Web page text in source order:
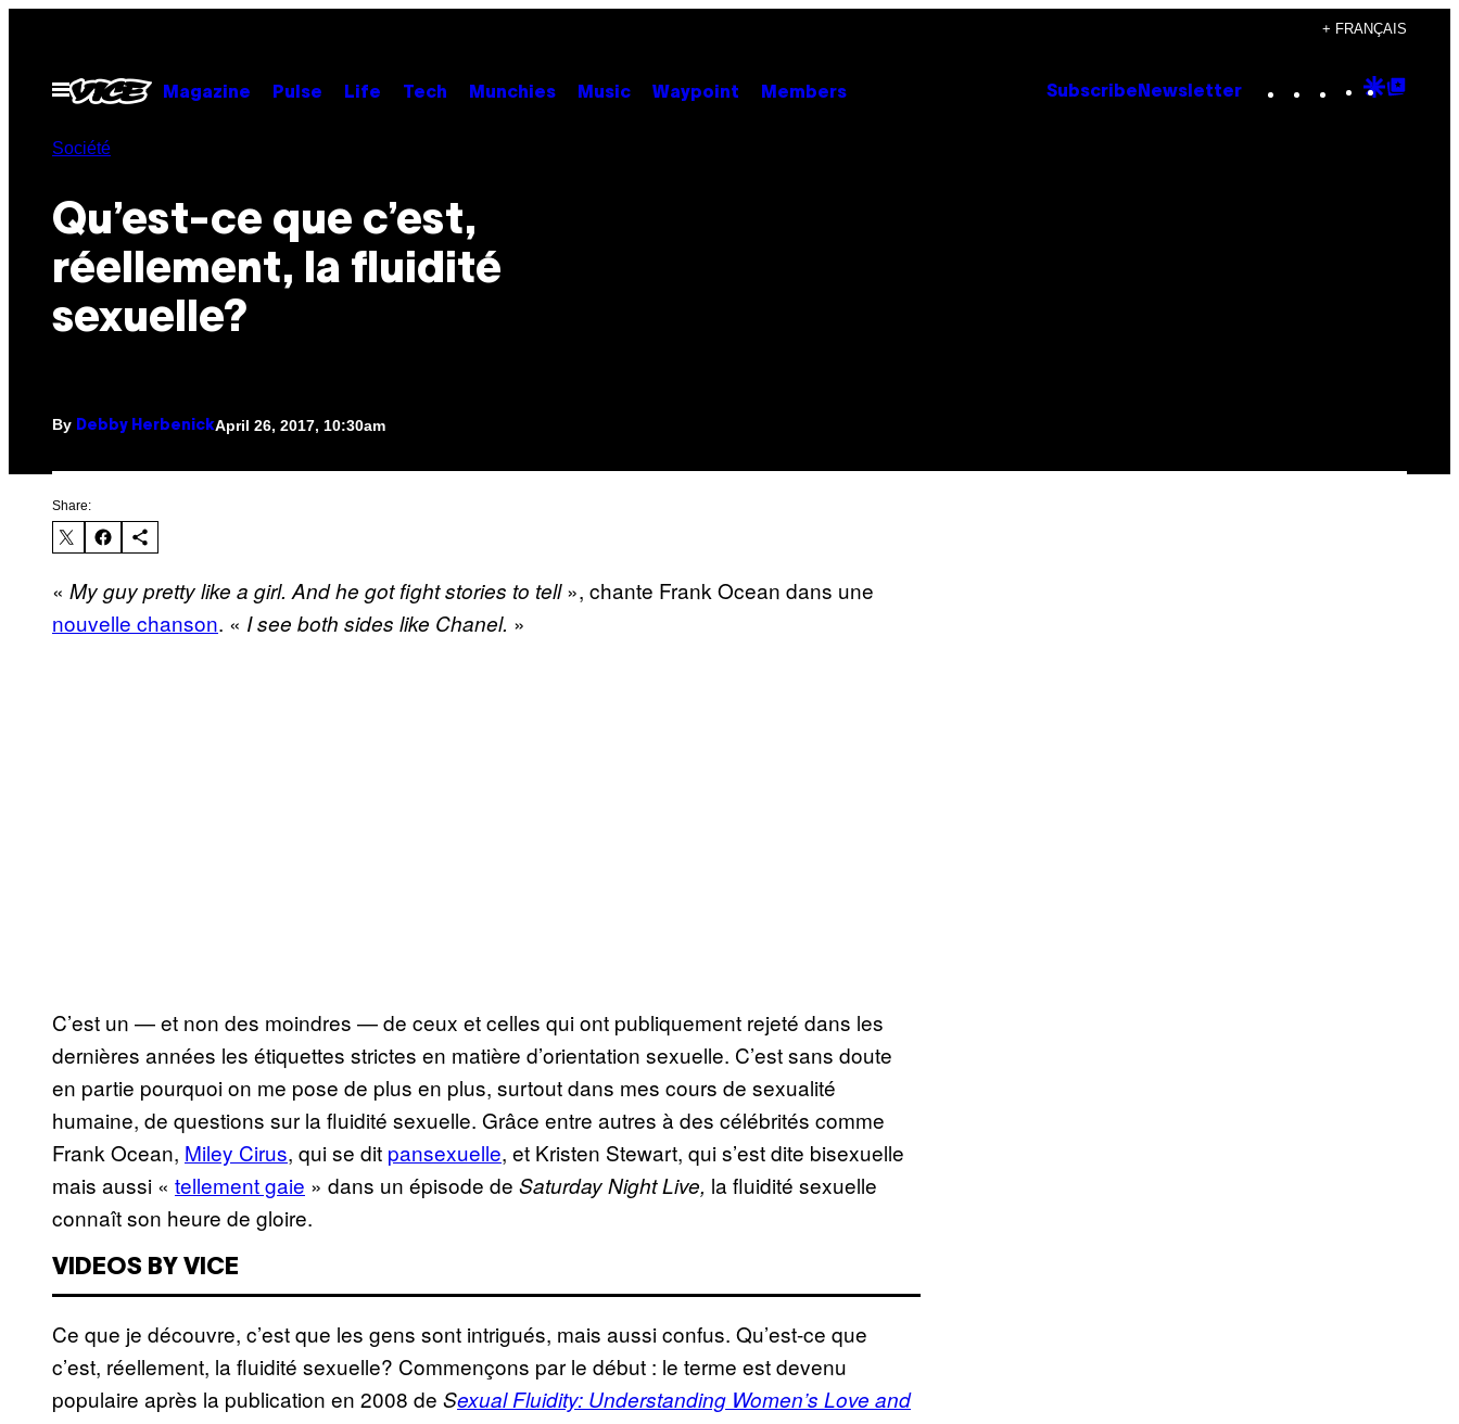
content
+ FRANÇAIS
Open
Menu
Magazine Pulse Life Tech Munchies Music Waypoint Members Subscribe Newsletter Instagram
TikTok
YouTube
Google
Société
Qu’est-ce que c’est,
réellement, la fluidité
sexuelle?
By Debby HerbenickApril 26, 2017, 10:30am
Share:
« My guy pretty like a girl. And he got fight stories to tell», chante Frank Ocean dans une
nouvelle chanson. « I see both sides like Chanel. »
C’est un — et non des moindres — de ceux et celles qui ont publiquement rejeté dans les
dernières années les étiquettes strictes en matière d’orientation sexuelle. C’est sans doute
en partie pourquoi on me pose de plus en plus, surtout dans mes cours de sexualité
humaine, de questions sur la fluidité sexuelle. Grâce entre autres à des célébrités comme
Frank Ocean, Miley Cirus, qui se dit pansexuelle, et Kristen Stewart, qui s’est dite bisexuelle
mais aussi « tellement gaie » dans un épisode de Saturday Night Live, la fluidité sexuelle
connaît son heure de gloire.
VIDEOS BY VICE
Ce que je découvre, c’est que les gens sont intrigués, mais aussi confus. Qu’est-ce que
c’est, réellement, la fluidité sexuelle? Commençons par le début : le terme est devenu
populaire après la publication en 2008 de Sexual Fluidity: Understanding Women’s Love and